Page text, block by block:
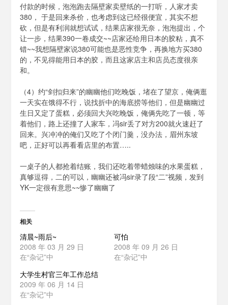
付款的时候，泡泡跑去隔壁家卖壁纸的一打听，人家才卖
380， 于是回来杀价，也考虑到这已经很便宜，其实不想
砍，但是有利润就想试试，结果店家很无奈，泡泡提出，个
让一步，结果390一卷成交~~店家还给用日本的胶粘，真不
错~~我想隔壁家说380可能也是恶性竞争，再换地方买380
的，不见得能用日本的胶，而且这家店主和店员态度很亲
和。
（4）约“剑扣归来”的幽幽他们吃晚饭，堵在了望京，俺俩逛
一天实在饿得不行，说找折中的海底捞等他们，但是幽幽过
生日又定了蛋糕，必须回大兴吃晚饭，俺俩先吃了一顿，等
着他们，路上还撞了人家车，冯sir丢了对方200就火速赶了
回来。兴冲冲的俺们又吃了个闭门羹，没办法，眉州东坡
吧，正好可以再看看店里的布置…..
一桌子的人都抢着结账，我们还吃着带蜡烛味的水果蛋糕，
真够逗得，二的可以，幽幽还被冯sir录了段“二”视频，发到
YK一定很有意思~~惨了幽幽了
相关
清晨~雨后~
2008 年 03 月 29 日
在“杂记”中
可怕
2008 年 09 月 26 日
在“杂记”中
大学生村官三年工作总结
2009 年 06 月 14 日
在“杂记”中